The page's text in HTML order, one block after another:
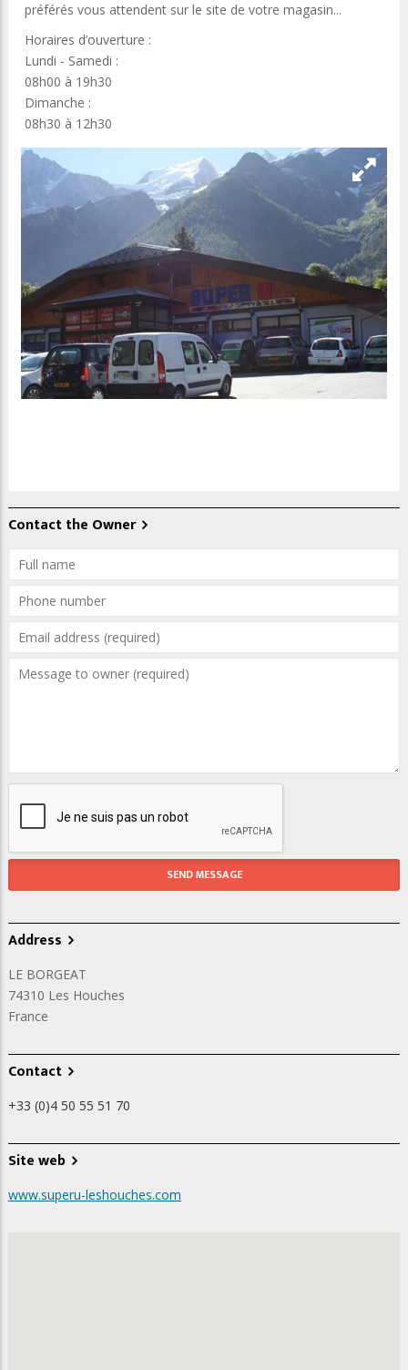
préférés vous attendent sur le site de votre magasin...
Horaires d’ouverture :
Lundi - Samedi :
08h00 à 19h30
Dimanche :
08h30 à 12h30
Contact the Owner
Address
LE BORGEAT
74310 Les Houches
France
Contact
+33 (0)4 50 55 51 70
Site web
www.superu-leshouches.com